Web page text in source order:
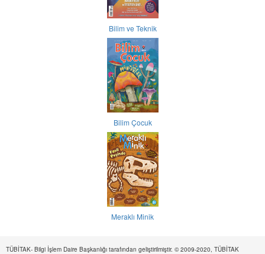
Bilim ve Teknik
Bilim Çocuk
Meraklı Minik
TÜBİTAK- Bilgi İşlem Daire Başkanlığı tarafından geliştirilmiştir. © 2009-2020, TÜBİTAK